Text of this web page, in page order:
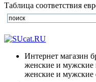
Таблица соответствия
Интернет магазин
женские и мужские
женские и мужские